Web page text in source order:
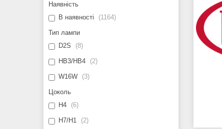
Наявність
В наявності
1164
Тип лампи
D2S
8
HB3/HB4 2
W16W 3
Цоколь
H4
6
H7/H1 2